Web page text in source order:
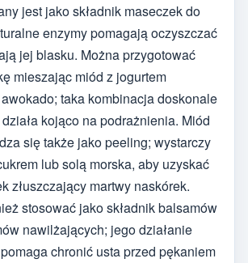
jest jako składnik maseczek do
enzymy pomagają oczyszczać
jej blasku. Można przygotować
mieszając miód z jogurtem
taka kombinacja doskonale
kojąco na podrażnienia. Miód
się także jako peeling; wystarczy
lub solą morska, aby uzyskać
złuszczający martwy naskórek.
stosować jako składnik balsamów
nawilżających; jego działanie
chronić usta przed pękaniem